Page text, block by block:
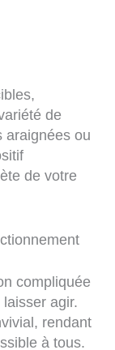
de
araignées ou
de votre
compliquée
agir.
rendant
à tous.